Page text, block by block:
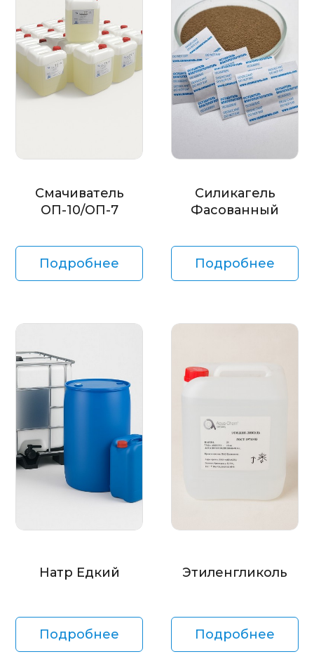
Смачиватель
ОП-10/ОП-7
Подробнее
Силикагель
Фасованный
Подробнее
Натр Едкий
Подробнее
Этиленгликоль
Подробнее